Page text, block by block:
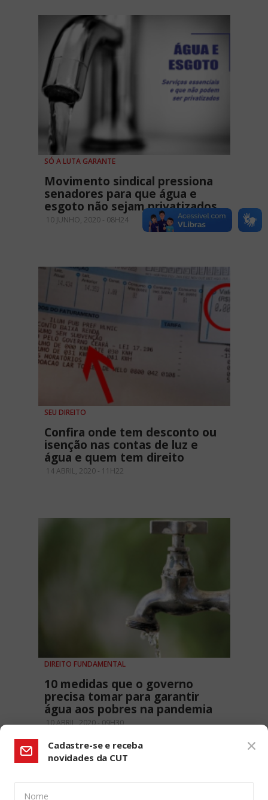
SÓ A LUTA GARANTE
Movimento sindical pressiona
senadores para que água e
esgoto não sejam privatizados
10 JUNHO, 2020 - 08H24
SEU DIREITO
Confira onde tem desconto ou
isenção nas contas de luz e
água e quem tem direito
14 ABRIL, 2020 - 11H22
DIREITO FUNDAMENTAL
10 medidas que o governo
precisa tomar para garantir
água aos pobres na pandemia
10 ABRIL, 2020 - 09H30
Cadastre-se e receba
novidades da CUT
Nome